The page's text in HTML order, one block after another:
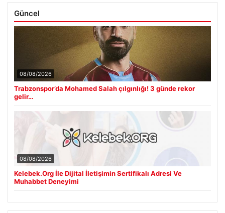
Güncel
08/08/2026
Trabzonspor’da Mohamed Salah çılgınlığı! 3 günde rekor
gelir…
08/08/2026
Kelebek.Org İle Dijital İletişimin Sertifikalı Adresi Ve
Muhabbet Deneyimi